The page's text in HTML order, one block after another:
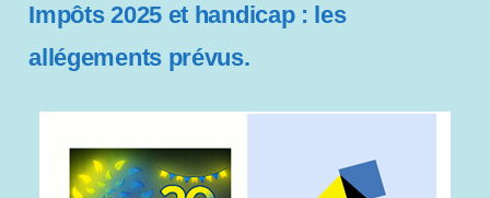
Impôts 2025 et handicap : les
allégements prévus.